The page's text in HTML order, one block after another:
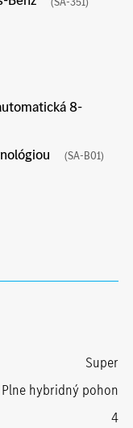
8-
(SA-B01)
Super
Plne hybridný pohon
4